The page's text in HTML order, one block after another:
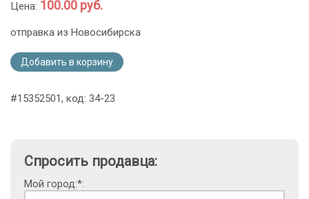
Цена: 100.00 руб.
отправка из Новосибирска
Добавить в корзину
#15352501, код: 34-23
Спросить продавца:
Мой город:*: